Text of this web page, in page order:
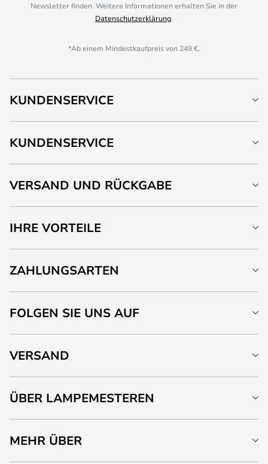
Newsletter finden. Weitere Informationen erhalten Sie in der
Datenschutzerklärung.
*Ab einem Mindestkaufpreis von 249 €.
KUNDENSERVICE
KUNDENSERVICE
VERSAND UND RÜCKGABE
IHRE VORTEILE
ZAHLUNGSARTEN
FOLGEN SIE UNS AUF
VERSAND
ÜBER LAMPEMESTEREN
MEHR ÜBER